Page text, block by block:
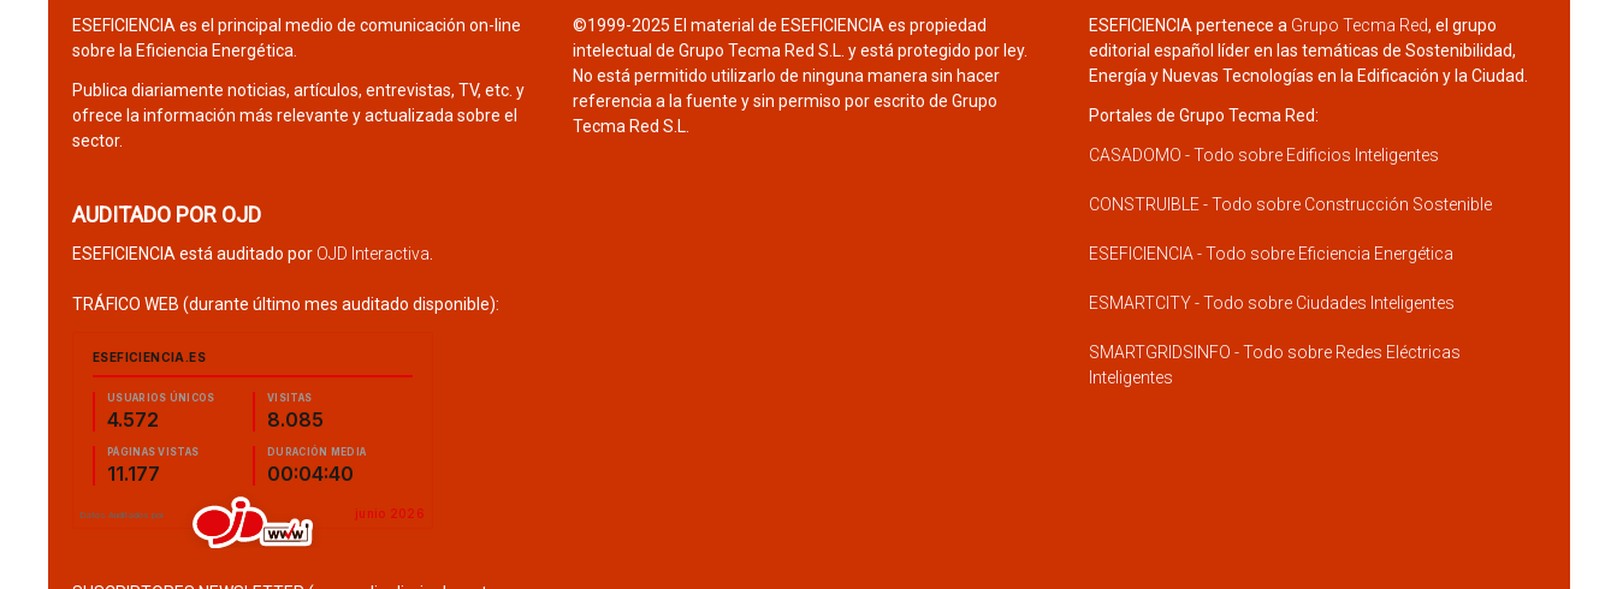
ESEFICIENCIA es el principal medio de comunicación on-line
sobre la Eficiencia Energética.
Publica diariamente noticias, artículos, entrevistas, TV, etc. y
ofrece la información más relevante y actualizada sobre el
sector.
AUDITADO POR OJD
ESEFICIENCIA está auditado por OJD Interactiva
TRÁFICO WEB (durante último mes auditado disponible):
©1999-2025 El material de ESEFICIENCIA es propiedad
intelectual de Grupo Tecma Red S.L. y está protegido por ley.
No está permitido utilizarlo de ninguna manera sin hacer
referencia a la fuente y sin permiso por escrito de Grupo
Tecma Red S.L.
ESEFICIENCIA pertenece a Grupo Tecma Red, el grupo
editorial español líder en las temáticas de Sostenibilidad,
Energía y Nuevas Tecnologías en la Edificación y la Ciudad.
Portales de Grupo Tecma Red:
CASADOMO - Todo sobre Edificios Inteligentes
CONSTRUIBLE - Todo sobre Construcción Sostenible
ESEFICIENCIA - Todo sobre Eficiencia Energética
ESMARTCITY - Todo sobre Ciudades Inteligentes
SMARTGRIDSINFO - Todo sobre Redes Eléctricas
Inteligentes